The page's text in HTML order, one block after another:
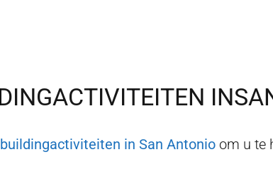
IN
in San Antonio om u te